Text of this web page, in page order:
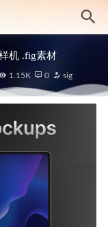
机 .fig素材
1.15K 0 sig
2021-04-28
05-03